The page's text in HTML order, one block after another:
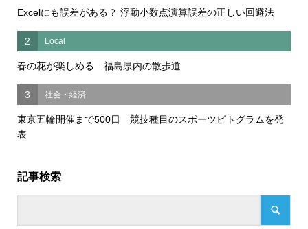
Excelにも誤差がある？ 浮動小数点演算誤差の正しい回避法
2 Local
春の花が楽しめる 福島県内の散歩道
3 社会・経済
東京五輪開催まで500日 競技種目のスポーツピトグラムを発
表
記事検索